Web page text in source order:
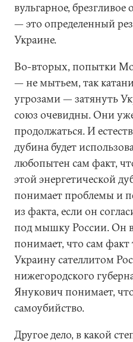
вульгарное,
— это определенный
Украине.
Во-вторых, попытки
— не мытьем, так
угрозами — затянуть
союз очевидны. Они
продолжаться. И
дубина будет
любопытен сам факт,
этой энергетической
понимает проблемы и
из факта, если он
под мышку России. Он
понимает, что сам факт
Украину сателлитом
нижегородского
Янукович понимает,
самоубийство.
Другое дело, в какой